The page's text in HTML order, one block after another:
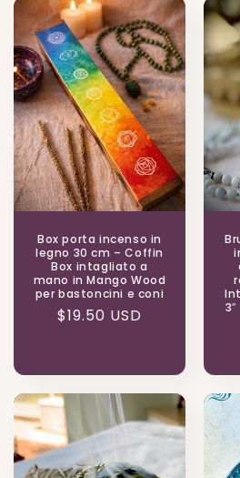
Box porta incenso in
legno 30 cm – Coffin
Box intagliato a
mano in Mango Wood
per bastoncini e coni
Prezzo
$19.50 USD